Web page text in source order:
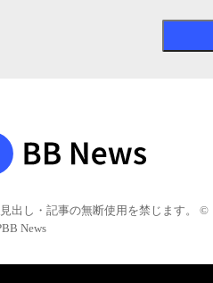
出し・記事の無断使用を禁じます。 ©
News